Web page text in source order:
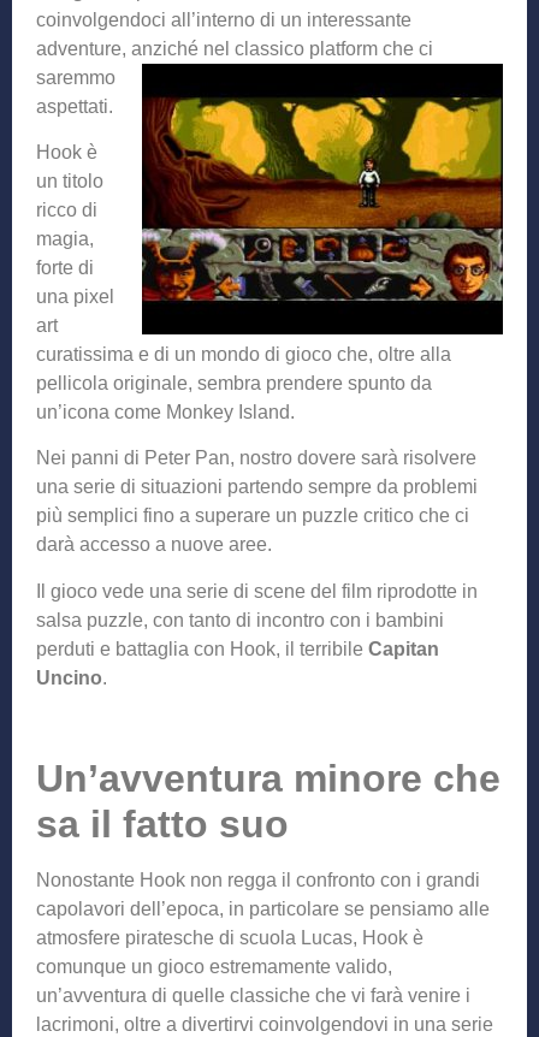
coinvolgendoci all’interno di un interessante
adventure, anziché nel classico platform che ci
saremmo
aspettati.
Hook è
un titolo
ricco di
magia,
forte di
una pixel
art
curatissima e di un mondo di gioco che, oltre alla
pellicola originale, sembra prendere spunto da
un’icona come Monkey Island.
Nei panni di Peter Pan, nostro dovere sarà risolvere
una serie di situazioni partendo sempre da problemi
più semplici fino a superare un puzzle critico che ci
darà accesso a nuove aree.
Il gioco vede una serie di scene del film riprodotte in
salsa puzzle, con tanto di incontro con i bambini
perduti e battaglia con Hook, il terribile Capitan
Uncino.
Un’avventura minore che
sa il fatto suo
Nonostante Hook non regga il confronto con i grandi
capolavori dell’epoca, in particolare se pensiamo alle
atmosfere piratesche di scuola Lucas, Hook è
comunque un gioco estremamente valido,
un’avventura di quelle classiche che vi farà venire i
lacrimoni, oltre a divertirvi coinvolgendovi in una serie